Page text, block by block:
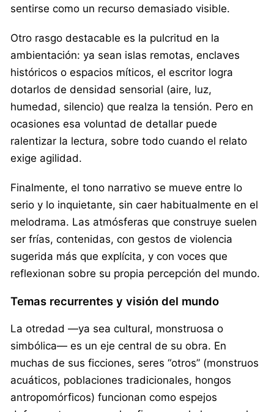
sentirse como un recurso demasiado visible.
Otro rasgo destacable es la pulcritud en la
ambientación: ya sean islas remotas, enclaves
históricos o espacios míticos, el escritor logra
dotarlos de densidad sensorial (aire, luz,
humedad, silencio) que realza la tensión. Pero en
ocasiones esa voluntad de detallar puede
ralentizar la lectura, sobre todo cuando el relato
exige agilidad.
Finalmente, el tono narrativo se mueve entre lo
serio y lo inquietante, sin caer habitualmente en el
melodrama. Las atmósferas que construye suelen
ser frías, contenidas, con gestos de violencia
sugerida más que explícita, y con voces que
reflexionan sobre su propia percepción del mundo.
Temas recurrentes y visión del mundo
La otredad —ya sea cultural, monstruosa o
simbólica— es un eje central de su obra. En
muchas de sus ficciones, seres “otros” (monstruos
acuáticos, poblaciones tradicionales, hongos
antropomórficos) funcionan como espejos